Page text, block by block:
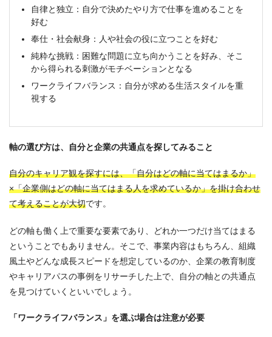
自律と独立：自分で決めたやり方で仕事を進めることを
好む
奉仕・社会献身：人や社会の役に立つことを好む
純粋な挑戦：困難な問題に立ち向かうことを好み、そこ
から得られる刺激がモチベーションとなる
ワークライフバランス：自分が求める生活スタイルを重
視する
軸の選び方は、自分と企業の共通点を探してみること
自分のキャリア観を探すには、「自分はどの軸に当てはまるか」
×「企業側はどの軸に当てはまる人を求めているか」を掛け合わせ
て考えることが大切です。
どの軸も働く上で重要な要素であり、どれか一つだけ当てはまる
ということでもありません。そこで、事業内容はもちろん、組織
風土やどんな成長スピードを想定しているのか、企業の教育制度
やキャリアパスの事例をリサーチした上で、自分の軸との共通点
を見つけていくといいでしょう。
「ワークライフバランス」を選ぶ場合は注意が必要